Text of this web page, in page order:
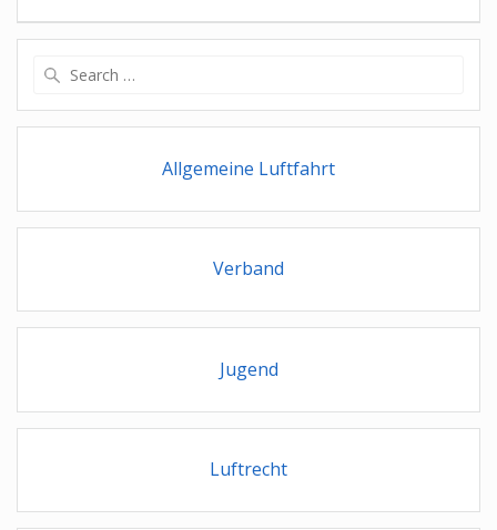
Allgemeine Luftfahrt
Verband
Jugend
Luftrecht